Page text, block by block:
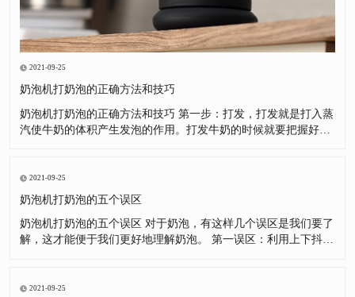
2021-09-25
奶泡机打奶泡的正确方法和技巧
奶泡机打奶泡的正确方法和技巧 第一步：打发，打发就是打入蒸
汽使牛奶的体积产生发泡的作用。打发牛奶的时候就要把握好蒸
成细小的泡沫，并让牛奶分子之间产生黏结的作用，使奶泡组织
变得更加绵密。
2021-09-25
奶泡机打奶泡的五个误区
奶泡机打奶泡的五个误区 对于奶泡，有这样几个误区是我们要了
解，这才能便于我们更好地理解奶泡。 第一误区：利用上下抖拉
有打好，而采用这种手段去弥补。长此以往，就产生了依赖，这
2021-09-25